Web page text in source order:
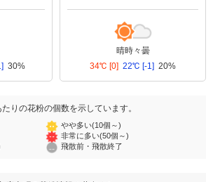
30%
晴時々曇
34℃ [0] 22℃ [-1] 20%
りの花粉の個数を示しています。
やや多い(10個～)
非常に多い(50個～)
飛散前・飛散終了